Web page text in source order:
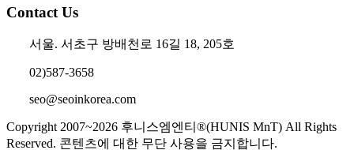
Contact Us
서울. 서초구 방배천로 16길 18, 205호
02)587-3658
seo@seoinkorea.com
Copyright 2007~2026 후니스엠엔티®(HUNIS MnT) All Rights
Reserved. 콘텐츠에 대한 무단 사용을 금지합니다.